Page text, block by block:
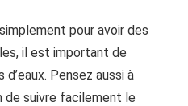
pour avoir des
il est important de
Pensez aussi à
de suivre facilement le